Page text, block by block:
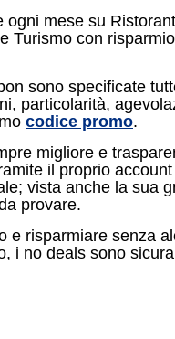
ogni mese su
Turismo con
sono specificate
particolarità,
codice promo.
migliore e
il proprio
vista anche la sua
provare.
e risparmiare senza
i no deals sono